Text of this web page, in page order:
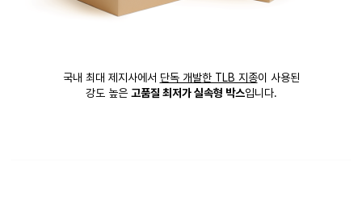
국내 최대 제지사에서 단독 개발한 TLB 지종이 사용된
강도 높은 고품질 최저가 실속형 박스입니다.